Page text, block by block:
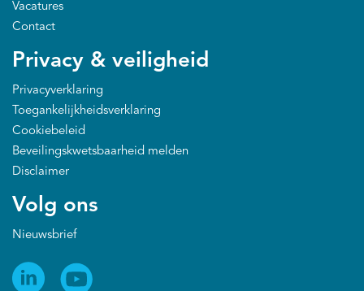
Vacatures
Contact
Privacy & veiligheid
Privacyverklaring
Toegankelijkheidsverklaring
Cookiebeleid
Beveilingskwetsbaarheid melden
Disclaimer
Volg ons
Nieuwsbrief